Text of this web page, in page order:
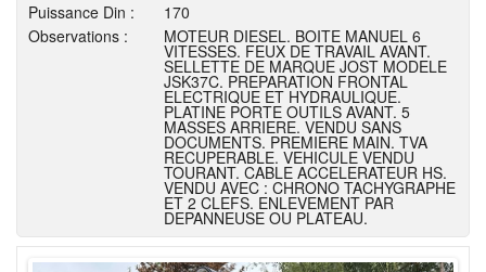
Puissance Din :
170
Observations :
MOTEUR DIESEL. BOITE MANUEL 6
VITESSES. FEUX DE TRAVAIL AVANT.
SELLETTE DE MARQUE JOST MODELE
JSK37C. PREPARATION FRONTAL
ELECTRIQUE ET HYDRAULIQUE.
PLATINE PORTE OUTILS AVANT. 5
MASSES ARRIERE. VENDU SANS
DOCUMENTS. PREMIERE MAIN. TVA
RECUPERABLE. VEHICULE VENDU
TOURANT. CABLE ACCELERATEUR HS.
VENDU AVEC : CHRONO TACHYGRAPHE
ET 2 CLEFS. ENLEVEMENT PAR
DEPANNEUSE OU PLATEAU.